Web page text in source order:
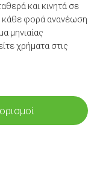
και κινητά σε
κάθε φορά ανανέωση
μηνιαίας
χρήματα στις